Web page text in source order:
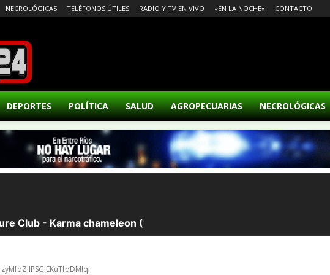
NECROLÓGICAS TELÉFONOS ÚTILES RADIO Y TV EN VIVO «EN LA NOCHE» CONTACTO
DEPORTES POLÍTICA SALUD AGROPECUARIAS NECROLÓGICAS